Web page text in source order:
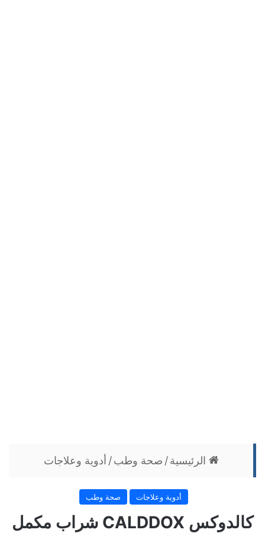
الرئيسية / صحة وطب / أدوية وعلاجات
أدوية وعلاجات صحة وطب
كالدوكس CALDDOX شراب مكمل